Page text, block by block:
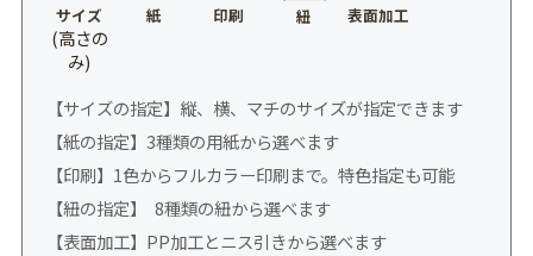
サイズ
(高さの
み)
紙 印刷 紐 表面加工
【サイズの指定】縦、横、マチのサイズが指定できます
【紙の指定】3種類の用紙から選べます
【印刷】1色からフルカラー印刷まで。特色指定も可能
【紐の指定】 8種類の紐から選べます
【表面加工】PP加工とニス引きから選べます